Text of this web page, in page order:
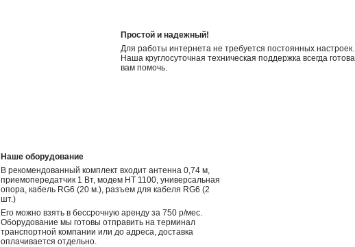
Простой и надежный!
Для работы интернета не требуется постоянных настроек.
Наша круглосуточная техническая поддержка всегда готова
вам помочь.
Наше оборудование
В рекомендованный комплект входит антенна 0,74 м,
приемопередатчик 1 Вт, модем HT 1100, универсальная
опора, кабель RG6 (20 м.), разъем для кабеля RG6 (2
шт.)
Его можно взять в бессрочную аренду за 750 р/мес.
Оборудование мы готовы отправить на терминал
транспортной компании или до адреса, доставка
оплачивается отдельно.